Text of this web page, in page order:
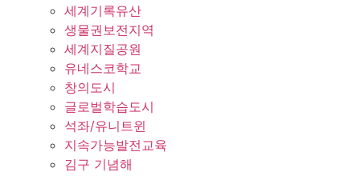
세계기록유산
생물권보전지역
세계지질공원
유네스코학교
창의도시
글로벌학습도시
석좌/유니트윈
지속가능발전교육
김구 기념해